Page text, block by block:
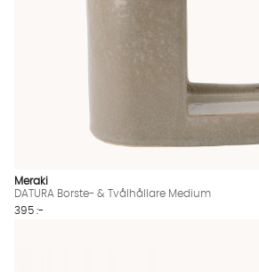
Meraki
DATURA Borste- & Tvålhållare Medium
395 :-